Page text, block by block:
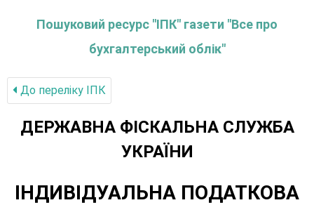
Пошуковий ресурс "ІПК" газети "Все про
бухгалтерський облік"
До переліку IПК
ДЕРЖАВНА ФІСКАЛЬНА СЛУЖБА
УКРАЇНИ
ІНДИВІДУАЛЬНА ПОДАТКОВА